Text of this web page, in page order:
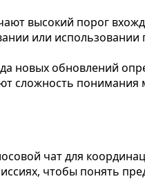
высокий порог
или использовании
новых обновлений
сложность
чат для
чтобы понять